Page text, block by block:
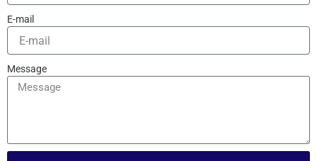
E-mail
Message